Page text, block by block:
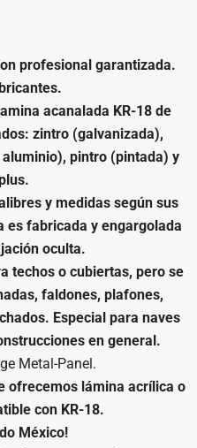
profesional garantizada.
acanalada KR-18 de
zintro (galvanizada),
pintro (pintada) y
y medidas según sus
es fabricada y engargolada
oculta.
techos o cubiertas, pero se
faldones, plafones,
Especial para naves
en general.
Metal-Panel.
ofrecemos lámina acrílica o
con KR-18.
México!